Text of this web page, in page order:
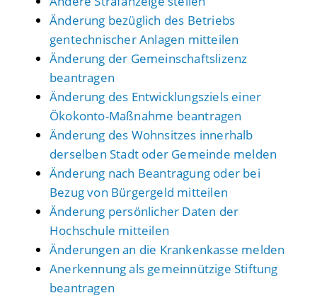
Änderung bezüglich des Betriebs
gentechnischer Anlagen mitteilen
Änderung der Gemeinschaftslizenz
beantragen
Änderung des Entwicklungsziels einer
Ökokonto-Maßnahme beantragen
Änderung des Wohnsitzes innerhalb
derselben Stadt oder Gemeinde melden
Änderung nach Beantragung oder bei
Bezug von Bürgergeld mitteilen
Änderung persönlicher Daten der
Hochschule mitteilen
Änderungen an die Krankenkasse melden
Anerkennung als gemeinnützige Stiftung
beantragen